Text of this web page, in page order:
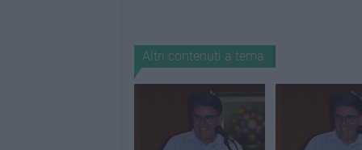
Altri contenuti a tema